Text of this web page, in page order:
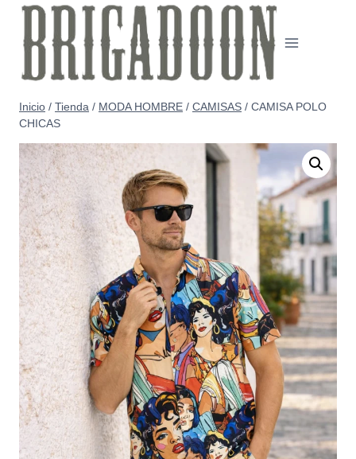
Saltar
contenido
Inicio / Tienda / MODA HOMBRE / CAMISAS / CAMISA POLO
CHICAS